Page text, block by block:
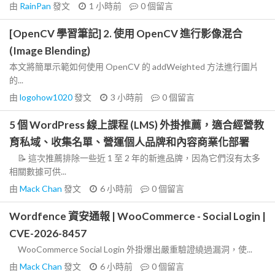
由 RainPan 發文 1 小時前 0個留言
[OpenCV 學習筆記] 2. 使用 OpenCV 進行影像混合
(Image Blending)
本文將簡單示範如何使用 OpenCV 的 addWeighted 方法進行圖片
的...
由 logohow1020發文 3 小時前 0個留言
5 個 WordPress 線上課程 (LMS) 外掛推薦，適合經營教
育私域、收集名單、營運個人品牌和內容商業化部署
📝 這次推薦排除一些近 1 至 2 年的新進品牌，因為它們沒有太多
相關數據可供...
由 Mack Chan 發文 6 小時前 0個留言
Wordfence 資安通報 | WooCommerce - Social Login |
CVE-2026-8457
WooCommerce Social Login 外掛爆出嚴重驗證繞過漏洞，使...
由 Mack Chan 發文 6 小時前 0個留言